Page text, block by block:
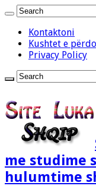
Kontaktoni
Kushtet e
Privacy Policy
me studime
hulumtime